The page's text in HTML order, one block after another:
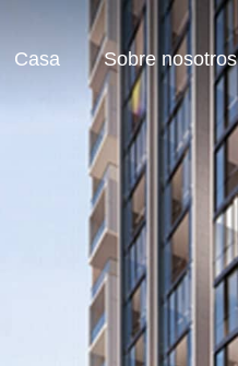
Casa Sobre nosotros